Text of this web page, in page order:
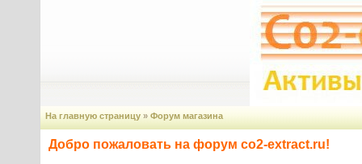
На главную страницу » Форум магазина
Добро пожаловать на форум co2-extract.ru!